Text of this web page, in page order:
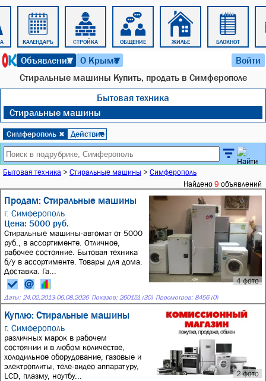
КАЛЕНДАРЬ СТРОЙКА ОБЩЕНИЕ ЖИЛЬЁ БЛОКНОТ
Объявления
▼ О Крыме
▼ Войти
Стиральные машины Купить, продать в Симферополе
Бытовая техника
Стиральные машины
Симферополь ✖ Действие
▼
Бытовая техника > Стиральные машины > Симферополь
Найдено 9 объявлений
Продам: Стиральные машины
г. Симферополь
4 фото
Цена: 5000 руб.
Стиральные машины-автомат от 5000
руб., в ассортименте. Отличное,
рабочее состояние. Бытовая техника
б/у в ассортименте. Товары для дома.
Доставка. Га...
Даты: 24.02.2013-06.08.2026 Показов: 260151 (30) Просмотров: 8456 (0)
Куплю: Стиральные машины
г. Симферополь
2 фото
различных марок в рабочем
состоянии и в любом количестве,
холодильное оборудование, газовые и
электроплиты, теле-видео аппаратуру,
LCD, плазму, ноутбу...